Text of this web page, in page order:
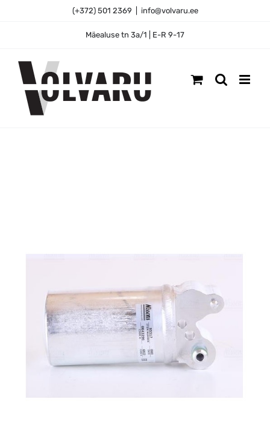
(+372) 501 2369 info@volvaru.ee
Mäealuse tn 3a/1 | E-R 9-17